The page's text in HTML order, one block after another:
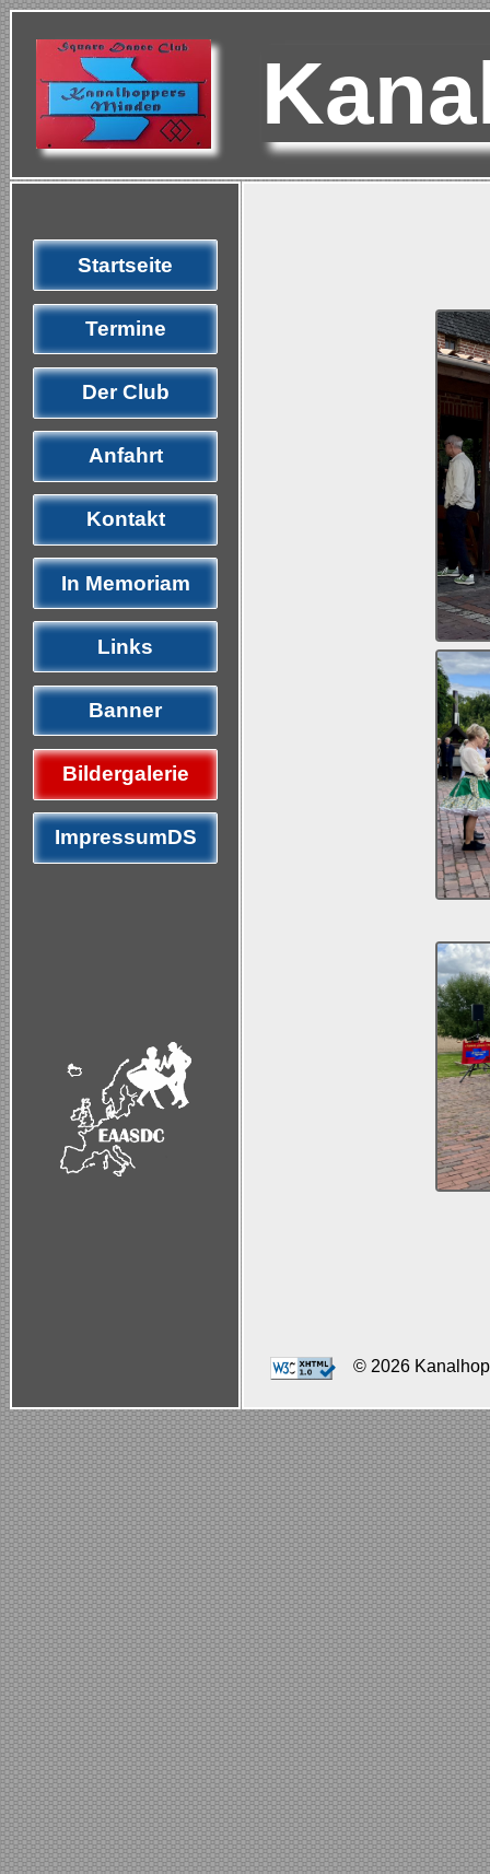
Startseite
Termine
Der Club
Anfahrt
Kontakt
In Memoriam
Links
Banner
Bildergalerie
ImpressumDS
© 2026